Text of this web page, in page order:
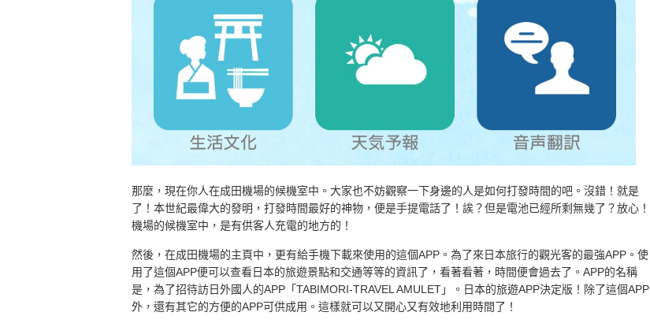
那麼，現在你人在成田機場的候機室中。大家也不妨觀察一下身邊的人是如何打發時間的吧。沒錯！就是
了！本世紀最偉大的發明，打發時間最好的神物，便是手提電話了！誒？但是電池已經所剩無幾了？放心！
機場的候機室中，是有供客人充電的地方的！
然後，在成田機場的主頁中，更有給手機下載來使用的這個APP。為了來日本旅行的觀光客的最強APP。使
用了這個APP便可以查看日本的旅遊景點和交通等等的資訊了，看著看著，時間便會過去了。APP的名稱
是，為了招待訪日外國人的APP「TABIMORI-TRAVEL AMULET」。日本的旅遊APP決定版！除了這個APP
外，還有其它的方便的APP可供成用。這樣就可以又開心又有效地利用時間了！